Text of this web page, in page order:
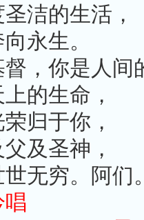
的生活，
生。
督，你是人间
生命，
于你，
圣神，
穷。阿们。
唱